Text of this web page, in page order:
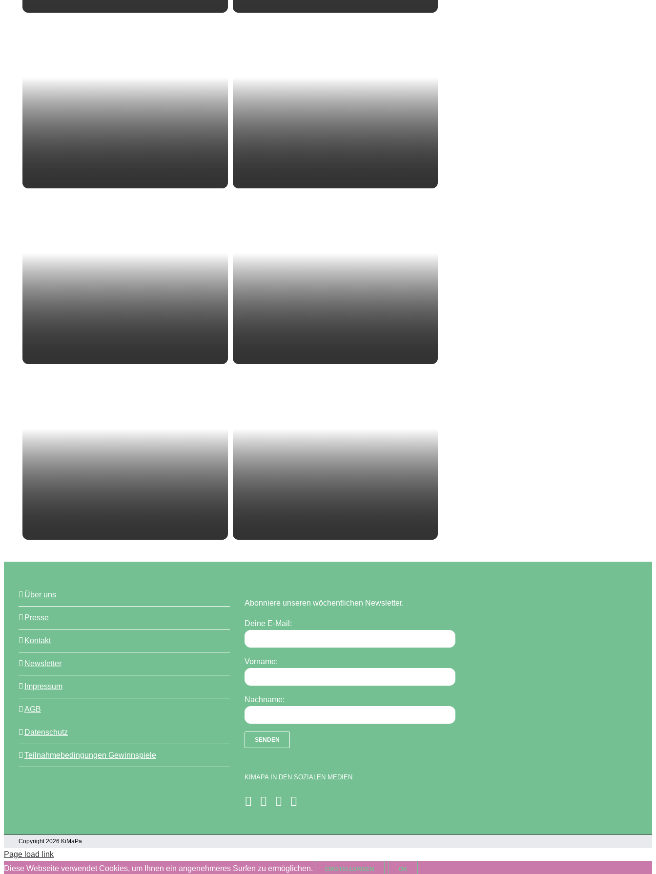
Über uns
Presse
Kontakt
Newsletter
Impressum
AGB
Datenschutz
Teilnahmebedingungen Gewinnspiele
Abonniere unseren wöchentlichen Newsletter.
Deine E-Mail:
Vorname:
Nachname:
KIMAPA IN DEN SOZIALEN MEDIEN
Copyright 2026 KiMaPa
Page load link
Diese Webseite verwendet Cookies, um Ihnen ein angenehmeres Surfen zu ermöglichen.
EINSTELLUNGEN OK